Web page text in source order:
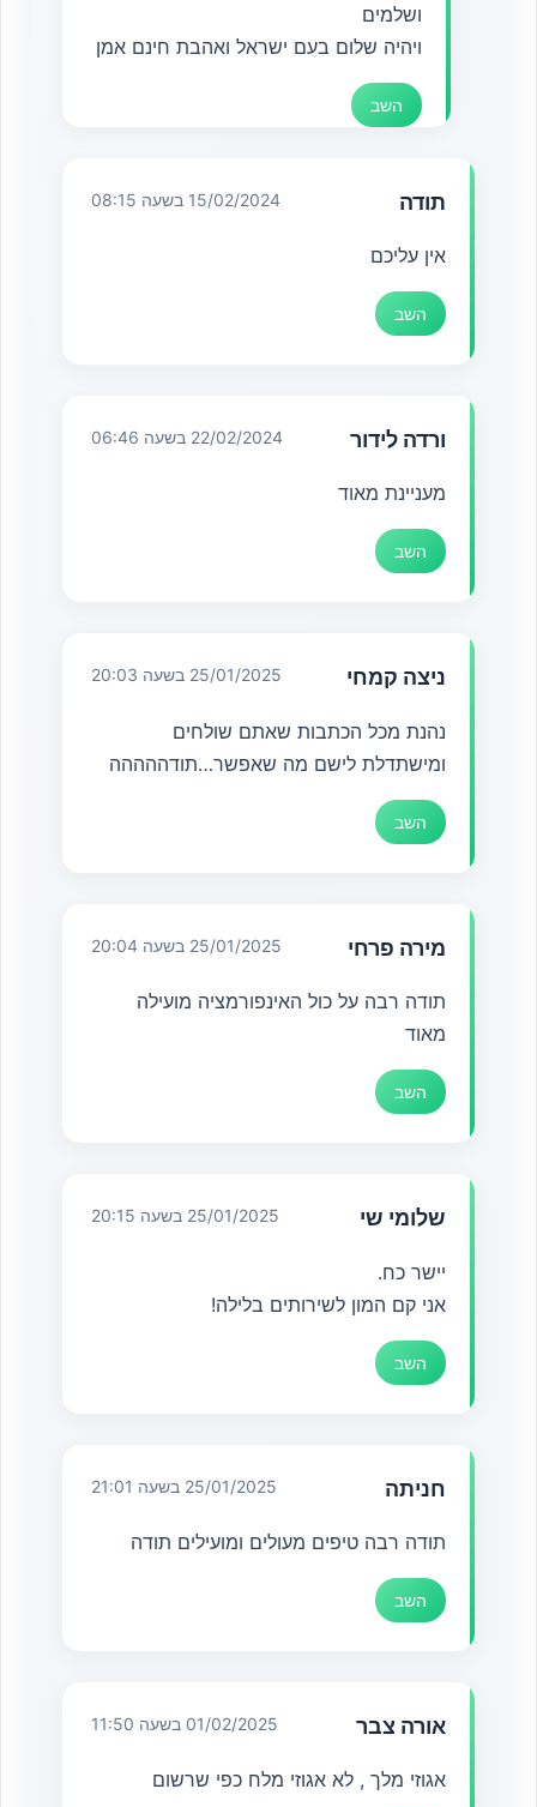
ושלמים
ויהיה שלום בעם ישראל ואהבת חינם אמן
השב
תודה 15/02/2024 בשעה 08:15
אין עליכם
השב
‏ורדה לידור 22/02/2024 בשעה 06:46
‏מעניינת מאוד
השב
ניצה קמחי 25/01/2025 בשעה 20:03
נהנת מכל הכתבות שאתם שולחים
ומישתדלת לישם מה שאפשר…תודההההה
השב
מירה פרחי 25/01/2025 בשעה 20:04
תודה רבה על כול האינפורמציה מועילה
מאוד
השב
שלומי שי 25/01/2025 בשעה 20:15
יישר כח.
אני קם המון לשירותים בלילה!
השב
חניתה 25/01/2025 בשעה 21:01
תודה רבה טיפים מעולים ומועילים תודה
השב
אורה צבר 01/02/2025 בשעה 11:50
אגוזי מלך , לא אגוזי מלח כפי שרשום